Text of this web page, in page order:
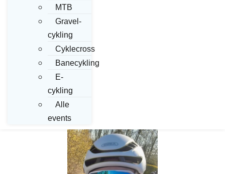
MTB
Gravel-
cykling
Cyklecross
Banecykling
E-
cykling
Alle
events